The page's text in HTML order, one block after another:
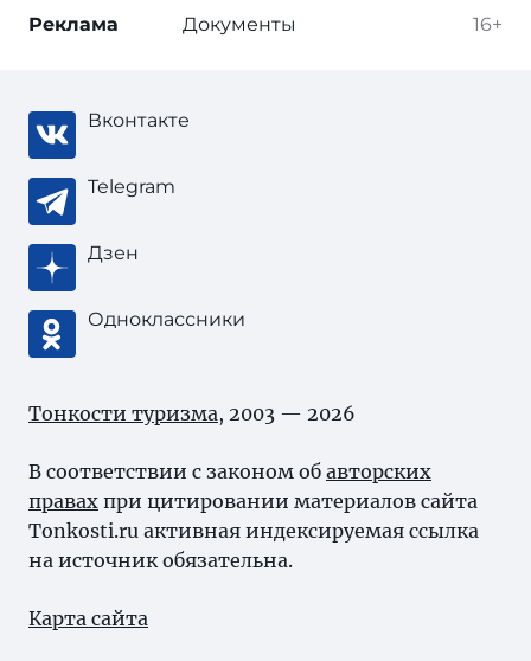
16+
Реклама Документы
Вконтакте
Telegram
Дзен
Одноклассники
Тонкости туризма, 2003 — 2026
В соответствии с законом об авторских
правах при цитировании материалов сайта
Tonkosti.ru активная индексируемая ссылка
на источник обязательна.
Карта сайта